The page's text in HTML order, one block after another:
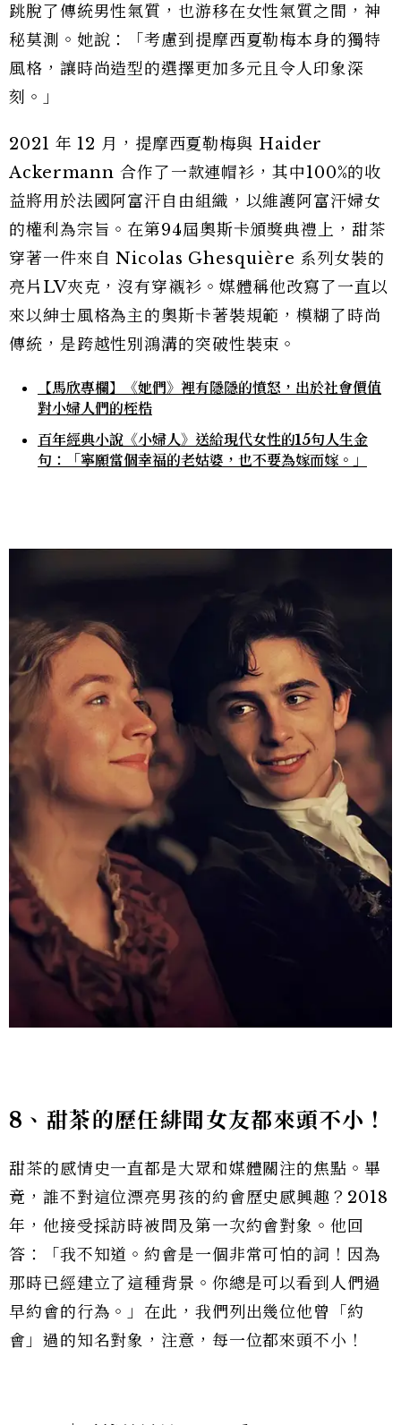
跳脫了傳統男性氣質，也游移在女性氣質之間，神
秘莫測。她說：「考慮到提摩西夏勒梅本身的獨特
風格，讓時尚造型的選擇更加多元且令人印象深
刻。」
2021 年 12 月，提摩西夏勒梅與 Haider
Ackermann 合作了一款連帽衫，其中100%的收
益將用於法國阿富汗自由組織，以維護阿富汗婦女
的權利為宗旨。在第94屆奧斯卡頒獎典禮上，甜茶
穿著一件來自 Nicolas Ghesquière 系列女裝的
亮片LV夾克，沒有穿襯衫。媒體稱他改寫了一直以
來以紳士風格為主的奧斯卡著裝規範，模糊了時尚
傳統，是跨越性別鴻溝的突破性裝束。
【馬欣專欄】《她們》裡有隱隱的憤怒，出於社會價值
對小婦人們的桎梏
百年經典小說《小婦人》送給現代女性的15句人生金
句：「寧願當個幸福的老姑婆，也不要為嫁而嫁。」
8 、甜茶的歷任緋聞女友都來頭不小！
甜茶的感情史一直都是大眾和媒體關注的焦點。畢
竟，誰不對這位漂亮男孩的約會歷史感興趣？2018
年，他接受採訪時被問及第一次約會對象。他回
答：「我不知道。約會是一個非常可怕的詞！因為
那時已經建立了這種背景。你總是可以看到人們過
早約會的行為。」在此，我們列出幾位他曾「約
會」過的知名對象，注意，每一位都來頭不小！